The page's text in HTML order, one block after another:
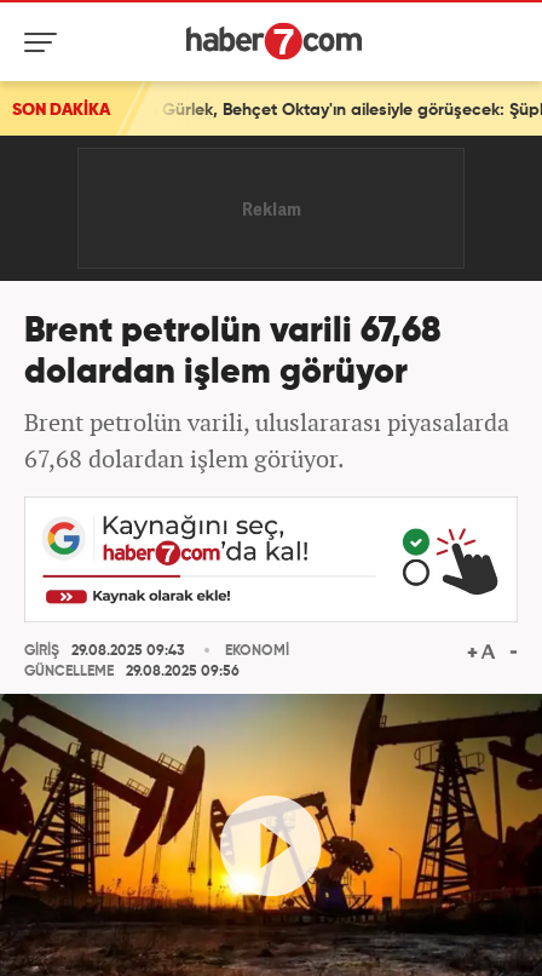
SON DAKİKA
Brent petrolün varili 67,68
dolardan işlem görüyor
Brent petrolün varili, uluslararası piyasalarda
67,68 dolardan işlem görüyor.
GİRİŞ
29.08.2025 09:43
GÜNCELLEME
29.08.2025 09:56
EKONOMİ